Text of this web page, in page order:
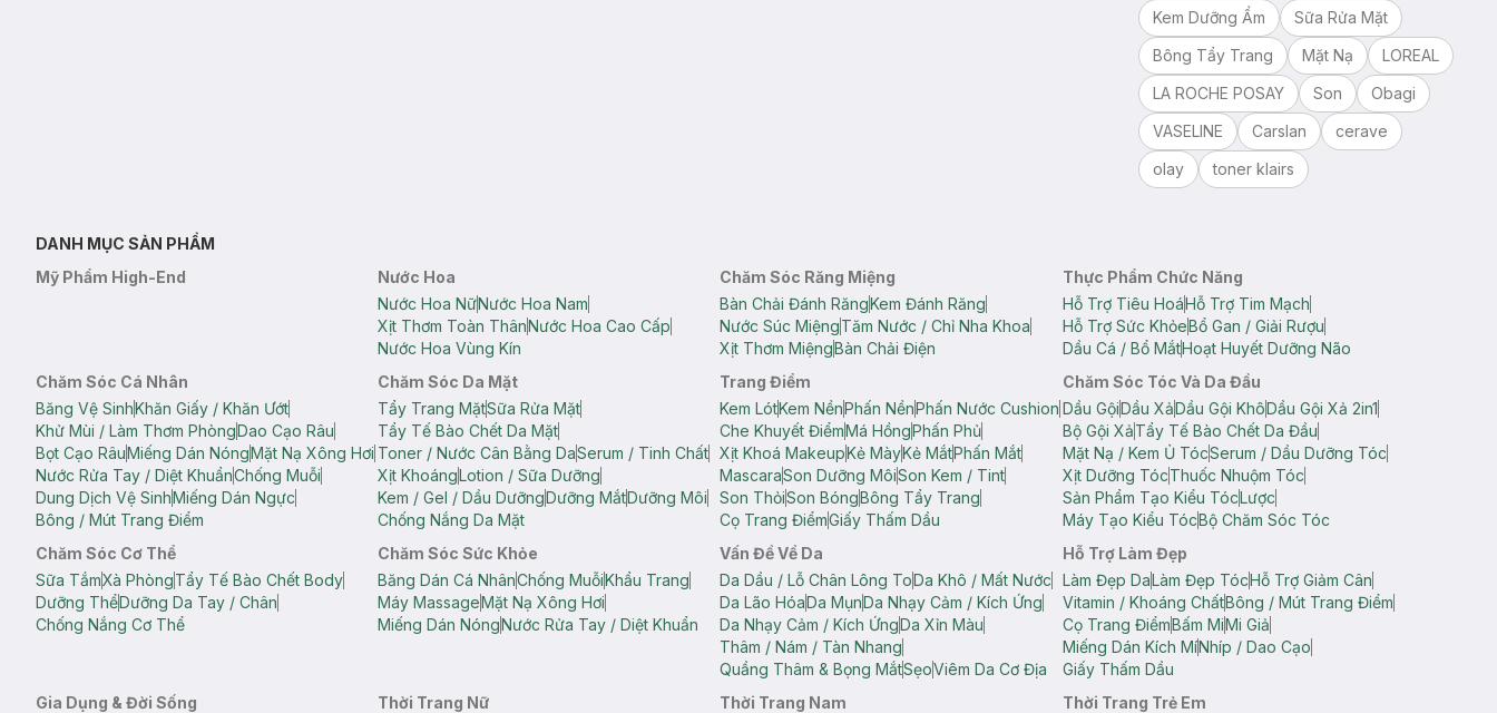
Kem Dưỡng Ẩm
Sữa Rửa Mặt
Bông Tẩy Trang
Mặt Nạ
LOREAL
LA ROCHE POSAY
Son
Obagi
VASELINE
Carslan
cerave
olay
toner klairs
DANH MỤC SẢN PHẨM
Mỹ Phẩm High-End
Nước Hoa
Nước Hoa NữNước Hoa Nam
Xịt Thơm Toàn ThânNước Hoa Cao Cấp
Nước Hoa Vùng Kín
Chăm Sóc Răng Miệng
Bàn Chải Đánh RăngKem Đánh Răng
Nước Súc MiệngTăm Nước / Chỉ Nha Khoa
Xịt Thơm MiệngBàn Chải Điện
Thực Phẩm Chức Năng
Hỗ Trợ Tiêu HoáHỗ Trợ Tim Mạch
Hỗ Trợ Sức KhỏeBổ Gan / Giải Rượu
Dầu Cá / Bổ MắtHoạt Huyết Dưỡng Não
Chăm Sóc Cá Nhân
Băng Vệ SinhKhăn Giấy / Khăn Ướt
Khử Mùi / Làm Thơm PhòngDao Cạo Râu
Bọt Cạo RâuMiếng Dán NóngMặt Nạ Xông Hơi
Nước Rửa Tay / Diệt KhuẩnChống Muỗi
Dung Dịch Vệ SinhMiếng Dán Ngực
Bông / Mút Trang Điểm
Chăm Sóc Da Mặt
Tẩy Trang MặtSữa Rửa Mặt
Tẩy Tế Bào Chết Da Mặt
Toner / Nước Cân Bằng DaSerum / Tinh Chất
Xịt KhoángLotion / Sữa Dưỡng
Kem / Gel / Dầu DưỡngDưỡng MắtDưỡng Môi
Chống Nắng Da Mặt
Trang Điểm
Kem LótKem NềnPhấn NềnPhấn Nước Cushion
Che Khuyết ĐiểmMá HồngPhấn Phủ
Xịt Khoá MakeupKẻ MàyKẻ MắtPhấn Mắt
MascaraSon Dưỡng MôiSon Kem / Tint
Son ThỏiSon BóngBông Tẩy Trang
Cọ Trang ĐiểmGiấy Thấm Dầu
Chăm Sóc Tóc Và Da Đầu
Dầu GộiDầu XảDầu Gội KhôDầu Gội Xả 2in1
Bộ Gội XảTẩy Tế Bào Chết Da Đầu
Mặt Nạ / Kem Ủ TócSerum / Dầu Dưỡng Tóc
Xịt Dưỡng TócThuốc Nhuộm Tóc
Sản Phẩm Tạo Kiểu TócLược
Máy Tạo Kiểu TócBộ Chăm Sóc Tóc
Chăm Sóc Cơ Thể
Sữa TắmXà PhòngTẩy Tế Bào Chết Body
Dưỡng ThểDưỡng Da Tay / Chân
Chống Nắng Cơ Thể
Chăm Sóc Sức Khỏe
Băng Dán Cá NhânChống MuỗiKhẩu Trang
Máy MassageMặt Nạ Xông Hơi
Miếng Dán NóngNước Rửa Tay / Diệt Khuẩn
Vấn Đề Về Da
Da Dầu / Lỗ Chân Lông ToDa Khô / Mất Nước
Da Lão HóaDa MụnDa Nhạy Cảm / Kích Ứng
Da Nhạy Cảm / Kích ỨngDa Xỉn Màu
Thâm / Nám / Tàn Nhang
Quầng Thâm & Bọng MắtSẹoViêm Da Cơ Địa
Hỗ Trợ Làm Đẹp
Làm Đẹp DaLàm Đẹp TócHỗ Trợ Giảm Cân
Vitamin / Khoáng ChấtBông / Mút Trang Điểm
Cọ Trang ĐiểmBấm MiMi Giả
Miếng Dán Kích MíNhíp / Dao Cạo
Giấy Thấm Dầu
Gia Dụng & Đời Sống
Thời Trang Nữ Thời Trang Nam Thời Trang Trẻ Em